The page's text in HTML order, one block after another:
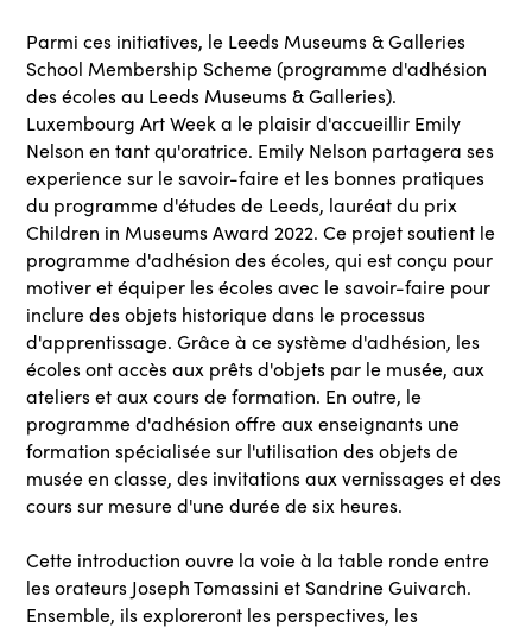
Parmi ces initiatives, le Leeds Museums & Galleries
School Membership Scheme (programme d'adhésion
des écoles au Leeds Museums & Galleries).
Luxembourg Art Week a le plaisir d'accueillir Emily
Nelson en tant qu'oratrice. Emily Nelson partagera ses
experience sur le savoir-faire et les bonnes pratiques
du programme d'études de Leeds, lauréat du prix
Children in Museums Award 2022. Ce projet soutient le
programme d'adhésion des écoles, qui est conçu pour
motiver et équiper les écoles avec le savoir-faire pour
inclure des objets historique dans le processus
d'apprentissage. Grâce à ce système d'adhésion, les
écoles ont accès aux prêts d'objets par le musée, aux
ateliers et aux cours de formation. En outre, le
programme d'adhésion offre aux enseignants une
formation spécialisée sur l'utilisation des objets de
musée en classe, des invitations aux vernissages et des
cours sur mesure d'une durée de six heures.
Cette introduction ouvre la voie à la table ronde entre
les orateurs Joseph Tomassini et Sandrine Guivarch.
Ensemble, ils exploreront les perspectives, les